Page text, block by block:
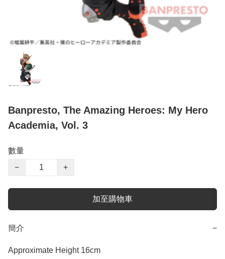
Banpresto, The Amazing Heroes: My Hero
Academia, Vol. 3
數量
−
+
加至購物車
簡介 −
Approximate Height 16cm